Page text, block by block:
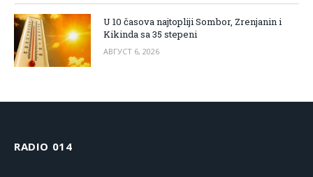
U 10 časova najtopliji Sombor, Zrenjanin i
Kikinda sa 35 stepeni
АВГУСТ 6, 2026
RADIO 014